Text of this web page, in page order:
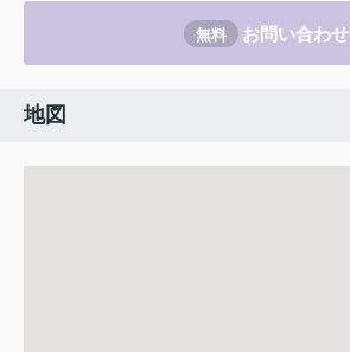
無料 お問い合わせ
地図